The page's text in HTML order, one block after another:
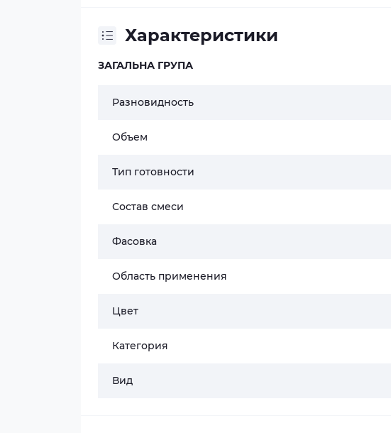
Характеристики
ЗАГАЛЬНА ГРУПА
Разновидность
Объем
Тип готовности
Состав смеси
Фасовка
Область применения
Цвет
Категория
Вид